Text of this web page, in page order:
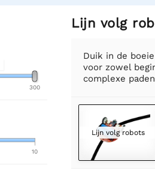
300
10
Lijn volg
Duik in de
voor zowel
complexe
Lijn volg robots